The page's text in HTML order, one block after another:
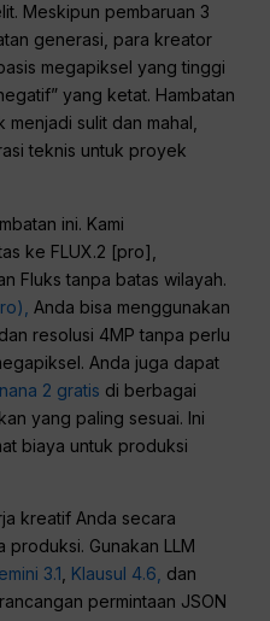
Meskipun pembaruan 3
generasi, para kreator
megapiksel yang tinggi
yang ketat. Hambatan
sulit dan mahal,
teknis untuk proyek
ini. Kami
ke FLUX.2 [pro],
Fluks tanpa batas wilayah.
Anda bisa menggunakan
resolusi 4MP tanpa perlu
Anda juga dapat
2 gratis di berbagai
yang paling sesuai. Ini
biaya untuk produksi
kreatif Anda secara
produksi. Gunakan LLM
3.1 Klausul 4.6, dan
permintaan JSON